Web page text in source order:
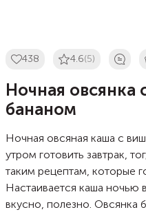
438 4.6(5)
Ночная овсянка
бананом
Ночная овсяная каша с
утром готовить завтрак,
таким рецептам, которые
Настаивается каша ночью
вкусно, полезно. Овсянка